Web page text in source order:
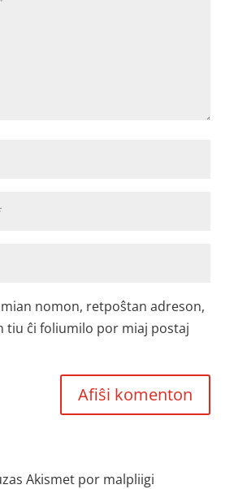
nomon, retpoŝtan adreson,
tiu ĉi foliumilo por miaj postaj
Akismet por malpliigi